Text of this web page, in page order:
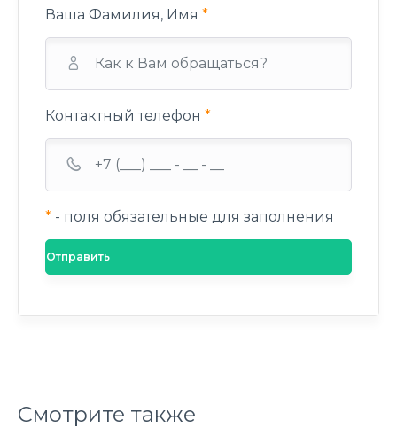
Ваша Фамилия, Имя *
Контактный телефон *
* - поля обязательные для заполнения
Смотрите также